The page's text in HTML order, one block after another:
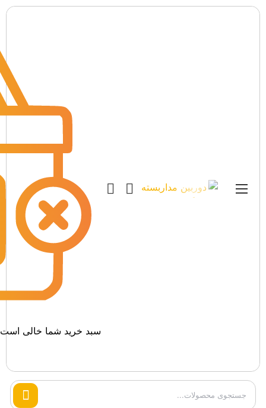
سبد خرید شما خالی
Search